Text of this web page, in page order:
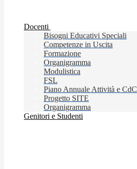
Docenti
Bisogni Educativi Speciali
Competenze in Uscita
Formazione
Organigramma
Modulistica
FSL
Piano Annuale Attività e CdC
Progetto SITE
Organigramma
Genitori e Studenti